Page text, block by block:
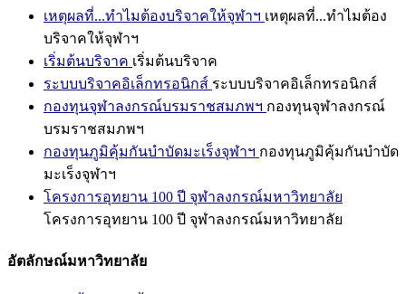
เหตุผลที่...ทำไมต้องบริจาคให้จุฬาฯ เหตุผลที่...ทำไมต้อง
บริจาคให้จุฬาฯ
เริ่มต้นบริจาค เริ่มต้นบริจาค
ระบบบริจาคอิเล็กทรอนิกส์ ระบบบริจาคอิเล็กทรอนิกส์
กองทุนจุฬาลงกรณ์บรมราชสมภพฯ กองทุนจุฬาลงกรณ์
บรมราชสมภพฯ
กองทุนภูมิคุ้มกันบำบัดมะเร็งจุฬาฯ กองทุนภูมิคุ้มกันบำบัด
มะเร็งจุฬาฯ
โครงการอุทยาน 100 ปี จุฬาลงกรณ์มหาวิทยาลัย
โครงการอุทยาน 100 ปี จุฬาลงกรณ์มหาวิทยาลัย
อัตลักษณ์มหาวิทยาลัย